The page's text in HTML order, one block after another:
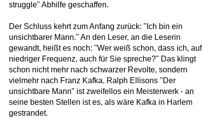
struggle" Abhilfe geschaffen.
Der Schluss kehrt zum Anfang zurück: "Ich bin ein
unsichtbarer Mann." An den Leser, an die Leserin
gewandt, heißt es noch: "Wer weiß schon, dass ich, auf
niedriger Frequenz, auch für Sie spreche?" Das klingt
schon nicht mehr nach schwarzer Revolte, sondern
vielmehr nach Franz Kafka. Ralph Ellisons "Der
unsichtbare Mann" ist zweifellos ein Meisterwerk - an
seine besten Stellen ist es, als wäre Kafka in Harlem
gestrandet.